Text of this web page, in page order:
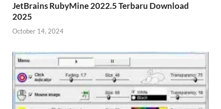
JetBrains RubyMine 2022.5 Terbaru Download
2025
October 14, 2024